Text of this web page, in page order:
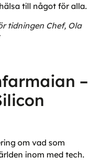
till något för alla.
tidningen Chef, Ola
–
om vad som
inom med tech.